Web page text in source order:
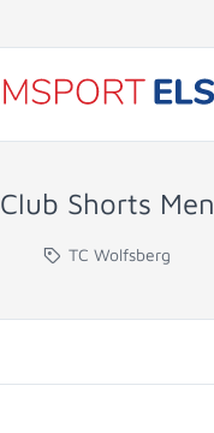
Club Shorts Men
TC Wolfsberg